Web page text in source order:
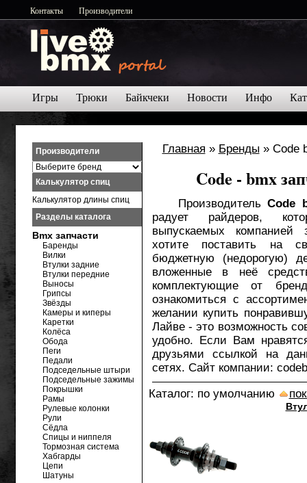
Контакты Производители
Игры Трюки Байкчеки Новости Инфо
Главная » Бренды » Code
Code - bmx
Производитель Code
радует райдеров,
выпускаемых
хотите поставить на
бюджетную (недорогую)
вложенные в неё
комплектующие от
ознакомиться с
желании купить
Лайве - это возможность
удобно. Если Вам
друзьями ссылкой на
сетях. Сайт компании:
Каталог: по умолчанию
Производители
Калькулятор спиц
Калькулятор длины спиц
Разделы каталога
Bmx запчасти
Баренды
Вилки
Втулки задние
Втулки передние
Выносы
Грипсы
Звёзды
Камеры и киперы
Каретки
Колёса
Обода
Пеги
Педали
Подседельные штыри
Подседельные зажимы
Покрышки
Рамы
Рулевые колонки
Рули
Сёдла
Спицы и ниппеля
Тормозная система
Хабгарды
Цепи
Шатуны